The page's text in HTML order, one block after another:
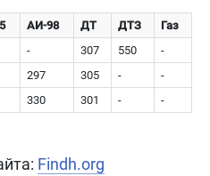
АИ-98 ДТ ДТЗ
Газ
- 307 550
-
297 305 -
-
330 301 - -
Findh.org